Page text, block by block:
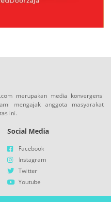
merupakan media konvergensi
mengajak anggota masyarakat
ini.
Social Media
Facebook
Instagram
Twitter
Youtube